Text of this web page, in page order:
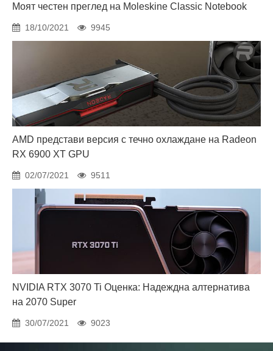
Моят честен преглед на Moleskine Classic Notebook
18/10/2021 9945
AMD представи версия с течно охлаждане на Radeon
RX 6900 XT GPU
02/07/2021 9511
NVIDIA RTX 3070 Ti Оценка: Надеждна алтернатива
на 2070 Super
30/07/2021 9023